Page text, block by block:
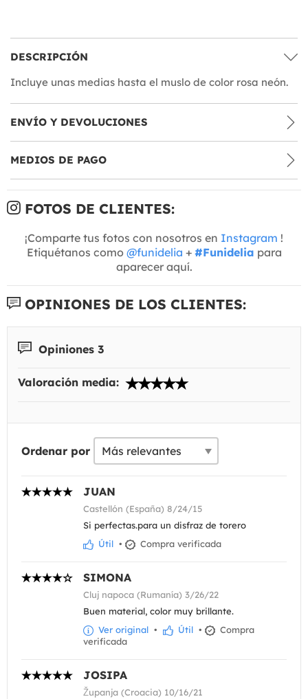
DESCRIPCIÓN
Incluye unas medias hasta el muslo de color rosa neón.
ENVÍO Y DEVOLUCIONES
MEDIOS DE PAGO
FOTOS DE CLIENTES:
¡Comparte tus fotos con nosotros en Instagram !
Etiquétanos como @funidelia + #Funidelia para
aparecer aquí.
OPINIONES DE LOS CLIENTES:
Opiniones 3
Valoración media:
Ordenar por
JUAN
Castellón (España) 8/24/15
Si perfectas.para un disfraz de torero
Útil • Compra verificada
SIMONA
Cluj napoca (Rumanía) 3/26/22
Buen material, color muy brillante.
Ver original • Útil •
Compra
verificada
JOSIPA
Županja (Croacia) 10/16/21